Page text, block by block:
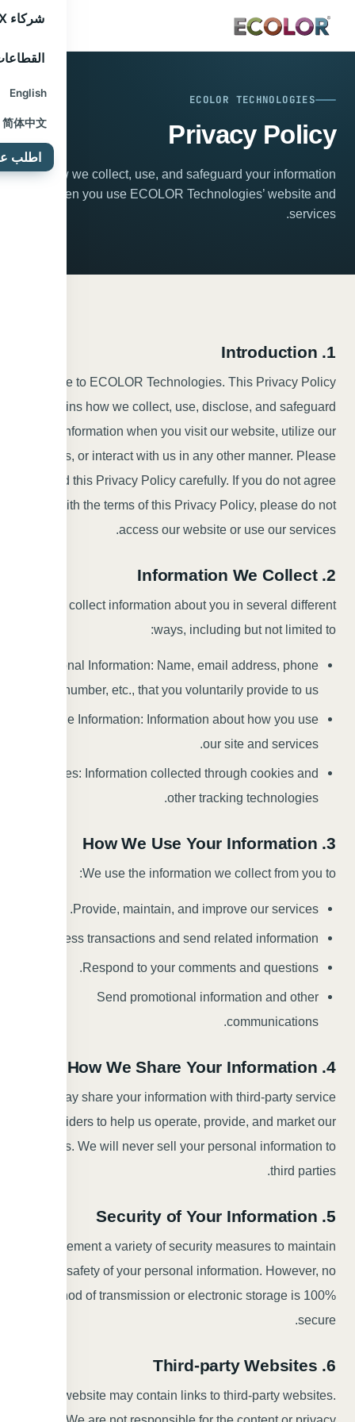
شركاء 3CX
English
简体中文
اطلب
ECOLOR TECHNOLOGIES
Privacy Policy
How we collect, use, and safeguard your information
when you use ECOLOR Technologies’ website and
services.
1. Introduction
Welcome to ECOLOR Technologies. This Privacy Policy
explains how we collect, use, disclose, and safeguard
your information when you visit our website, utilize our
services, or interact with us in any other manner. Please
read this Privacy Policy carefully. If you do not agree
with the terms of this Privacy Policy, please do not
access our website or use our services.
2. Information We Collect
We may collect information about you in several different
ways, including but not limited to:
Personal Information: Name, email address, phone
number, etc., that you voluntarily provide to us.
Usage Information: Information about how you use
our site and services.
Cookies: Information collected through cookies and
other tracking technologies.
3. How We Use Your Information
We use the information we collect from you to:
Provide, maintain, and improve our services.
Process transactions and send related information.
Respond to your comments and questions.
Send promotional information and other
communications.
4. How We Share Your Information
We may share your information with third-party service
providers to help us operate, provide, and market our
services. We will never sell your personal information to
third parties.
5. Security of Your Information
We implement a variety of security measures to maintain
the safety of your personal information. However, no
method of transmission or electronic storage is 100%
secure.
6. Third-party Websites
Our website may contain links to third-party websites.